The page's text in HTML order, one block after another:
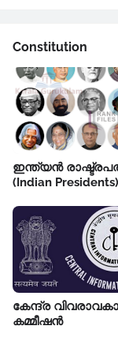
Constitution
ഇന്ത്യൻ
(Indian Presidents)
കേന്ദ്ര
കമ്മീഷൻ